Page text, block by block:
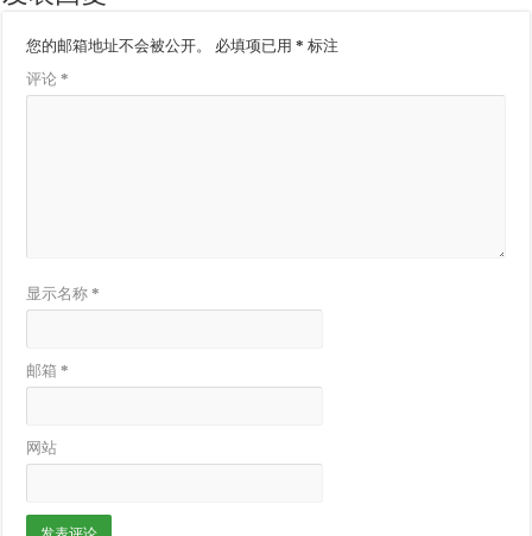
您的邮箱地址不会被公开。 必填项已用* 标注
评论*
显示名称*
邮箱*
网站